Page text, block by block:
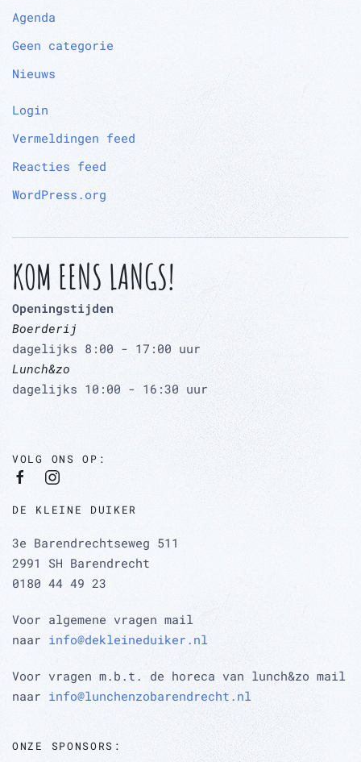
Agenda
Geen categorie
Nieuws
Login
Vermeldingen feed
Reacties feed
WordPress.org
KOM EENS LANGS!
Openingstijden
Boerderij
dagelijks 8:00 - 17:00 uur
Lunch&zo
dagelijks 10:00 - 16:30 uur
VOLG ONS OP:
DE KLEINE DUIKER
3e Barendrechtseweg 511
2991 SH Barendrecht
0180 44 49 23
Voor algemene vragen mail
naar info@dekleineduiker.nl
Voor vragen m.b.t. de horeca van lunch&zo mail
naar info@lunchenzobarendrecht.nl
ONZE SPONSORS: